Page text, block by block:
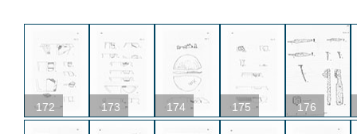
172 173 174 175 176